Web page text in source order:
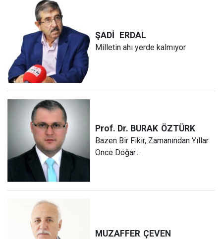
ŞADİ ERDAL
Milletin ahı yerde kalmıyor
Prof. Dr. BURAK ÖZTÜRK
Bazen Bir Fikir, Zamanından Yıllar
Önce Doğar...
MUZAFFER ÇEVEN